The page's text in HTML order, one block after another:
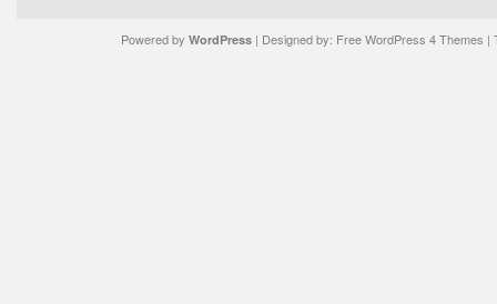
Powered by WordPress| Designed by: Free WordPress 4 Themes |